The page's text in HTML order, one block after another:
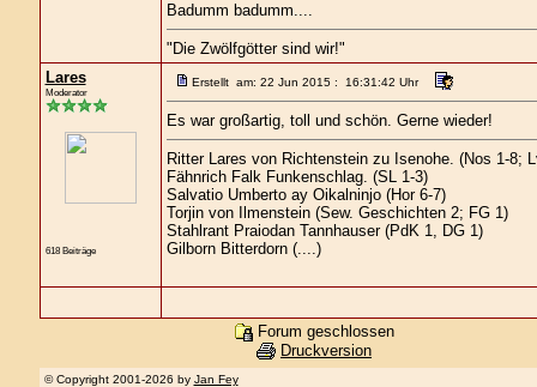
Badumm badumm....
"Die Zwölfgötter sind wir!"
Lares
Moderator
618 Beiträge
Erstellt am: 22 Jun 2015 : 16:31:42 Uhr
Es war großartig, toll und schön. Gerne wieder!
Ritter Lares von Richtenstein zu Isenohe. (Nos 1-8;
Fähnrich Falk Funkenschlag. (SL 1-3)
Salvatio Umberto ay Oikalninjo (Hor 6-7)
Torjin von Ilmenstein (Sew. Geschichten 2; FG 1)
Stahlrant Praiodan Tannhauser (PdK 1, DG 1)
Gilborn Bitterdorn (....)
Forum geschlossen
Druckversion
© Copyright 2001-2026 by Jan Fey